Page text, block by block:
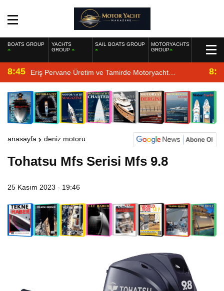
BOATS GROUP
YACHTS
GROUP
SAIL BOATS GROUP
MOTORYACHTS
GROUP
8:45 Eriş Pervane Üretim ve Tamirde Motoryacht
Magazine’de
anasayfa deniz motoru
Tohatsu Mfs Serisi Mfs 9.8
25 Kasım 2023 - 19:46